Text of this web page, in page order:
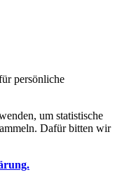
persönliche
um statistische
Dafür bitten wir